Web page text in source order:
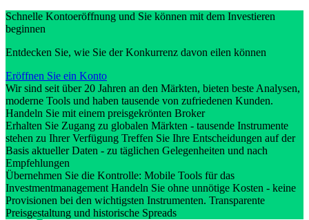
Schnelle Kontoeröffnung und Sie können mit dem Investieren
beginnen
Entdecken Sie, wie Sie der Konkurrenz davon eilen können
Eröffnen Sie ein Konto
Wir sind seit über 20 Jahren an den Märkten, bieten beste Analysen,
moderne Tools und haben tausende von zufriedenen Kunden.
Handeln Sie mit einem preisgekrönten Broker
Erhalten Sie Zugang zu globalen Märkten - tausende Instrumente
stehen zu Ihrer Verfügung Treffen Sie Ihre Entscheidungen auf der
Basis aktueller Daten - zu täglichen Gelegenheiten und nach
Empfehlungen
Übernehmen Sie die Kontrolle: Mobile Tools für das
Investmentmanagement Handeln Sie ohne unnötige Kosten - keine
Provisionen bei den wichtigsten Instrumenten. Transparente
Preisgestaltung und historische Spreads